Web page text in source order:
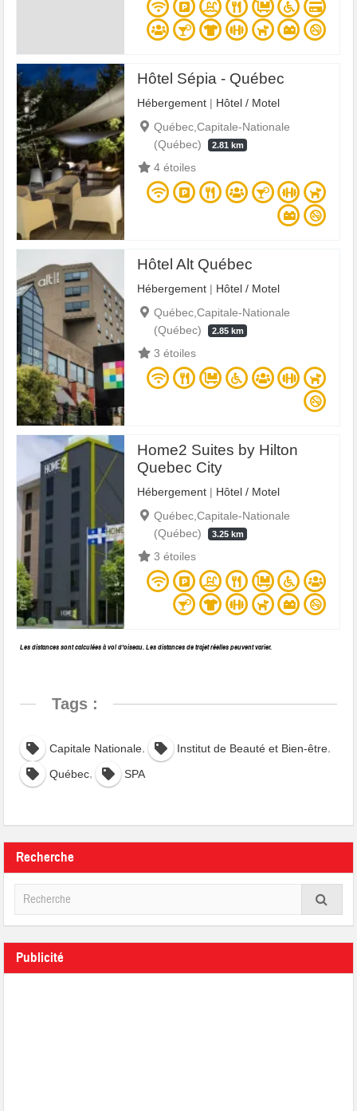
Hôtel Sépia - Québec
Hébergement | Hôtel / Motel
Québec,Capitale-Nationale
(Québec)
2.81 km
4 étoiles
Hôtel Alt Québec
Hébergement | Hôtel / Motel
Québec,Capitale-Nationale
(Québec)
2.85 km
3 étoiles
Home2 Suites by Hilton
Quebec City
Hébergement | Hôtel / Motel
Québec,Capitale-Nationale
(Québec)
3.25 km
3 étoiles
Les distances sont calculées à vol d’oiseau. Les distances de trajet réelles peuvent varier.
Tags :
Capitale Nationale, Institut de Beauté et Bien-être,
Québec, SPA
Recherche
Publicité